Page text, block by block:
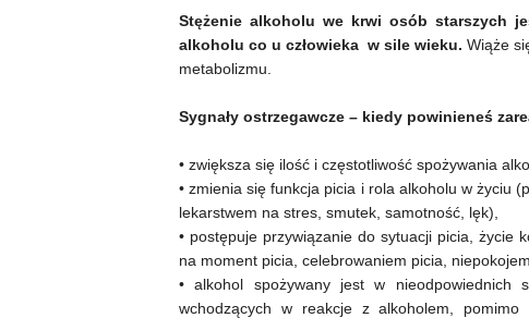
Stężenie alkoholu we krwi osób starszych
alkoholu co u człowieka w sile wieku. Wiąże
metabolizmu.
Sygnały ostrzegawcze – kiedy powinieneś
• zwiększa się ilość i częstotliwość spożywania
• zmienia się funkcja picia i rola alkoholu w życiu
lekarstwem na stres, smutek, samotność, lęk),
• postępuje przywiązanie do sytuacji picia, życie
na moment picia, celebrowaniem picia,
• alkohol spożywany jest w nieodpowiednich
wchodzących w reakcje z alkoholem,